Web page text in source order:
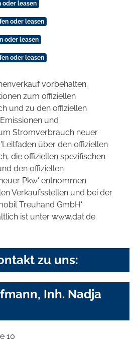
oder leasen
oder leasen
oder leasen
oder leasen
vorbehalten.
zum offiziellen
und zu den offiziellen
und
Stromverbrauch neuer
über den offiziellen
die offiziellen spezifischen
den offiziellen
Pkw' entnommen
Verkaufsstellen und bei der
Treuhand GmbH'
ist unter www.dat.de.
zu uns:
Inh. Nadja
10